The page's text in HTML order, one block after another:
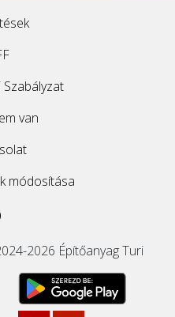
van
módosítása
2026 Építőanyag Turi